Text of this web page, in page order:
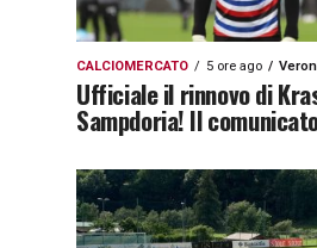
CALCIOMERCATO 5 ore ago
Ufficiale il rinnovo di
Sampdoria! Il